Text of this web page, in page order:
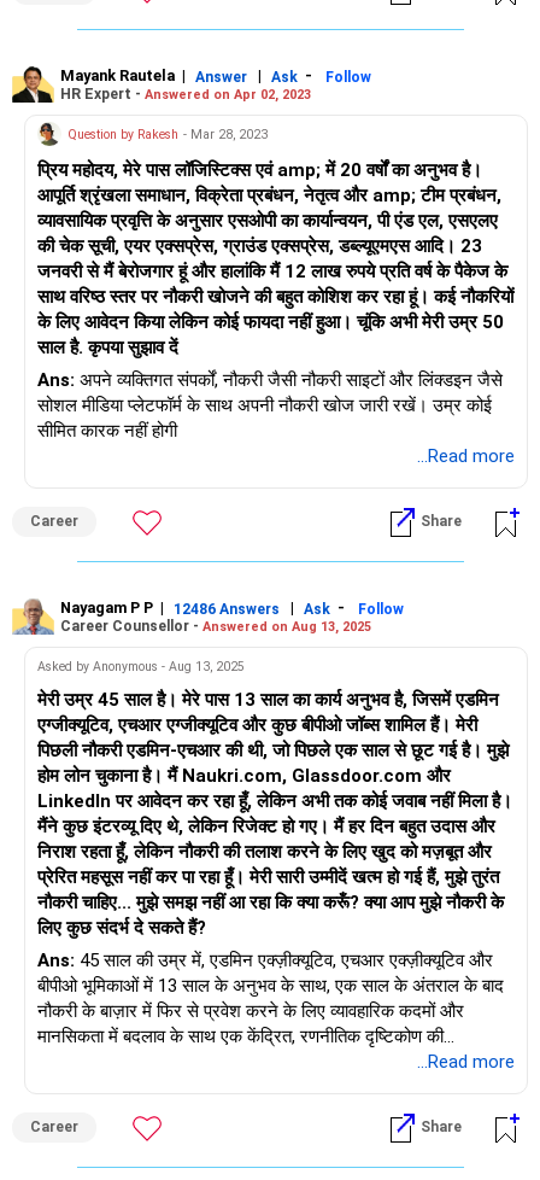
Mayank Rautela | Answer | Ask -
Follow
HR Expert - Answered on Apr 02, 2023
Question by Rakesh - Mar 28, 2023
प्रिय महोदय, मेरे पास लॉजिस्टिक्स एवं amp; में 20 वर्षों का अनुभव है।
आपूर्ति श्रृंखला समाधान, विक्रेता प्रबंधन, नेतृत्व और amp; टीम प्रबंधन,
व्यावसायिक प्रवृत्ति के अनुसार एसओपी का कार्यान्वयन, पी एंड एल, एसएलए
की चेक सूची, एयर एक्सप्रेस, ग्राउंड एक्सप्रेस, डब्ल्यूएमएस आदि। 23
जनवरी से मैं बेरोजगार हूं और हालांकि मैं 12 लाख रुपये प्रति वर्ष के पैकेज के
साथ वरिष्ठ स्तर पर नौकरी खोजने की बहुत कोशिश कर रहा हूं। कई नौकरियों
के लिए आवेदन किया लेकिन कोई फायदा नहीं हुआ। चूंकि अभी मेरी उम्र 50
साल है. कृपया सुझाव दें
Ans: अपने व्यक्तिगत संपर्कों, नौकरी जैसी नौकरी साइटों और लिंक्डइन जैसे
सोशल मीडिया प्लेटफॉर्म के साथ अपनी नौकरी खोज जारी रखें। उम्र कोई
सीमित कारक नहीं होगी
...Read more
Career Share
Nayagam P P | 12486 Answers | Ask -
Follow
Career Counsellor - Answered on Aug 13, 2025
Asked by Anonymous - Aug 13, 2025
मेरी उम्र 45 साल है। मेरे पास 13 साल का कार्य अनुभव है, जिसमें एडमिन
एग्जीक्यूटिव, एचआर एग्जीक्यूटिव और कुछ बीपीओ जॉब्स शामिल हैं। मेरी
पिछली नौकरी एडमिन-एचआर की थी, जो पिछले एक साल से छूट गई है। मुझे
होम लोन चुकाना है। मैं Naukri.com, Glassdoor.com और
LinkedIn पर आवेदन कर रहा हूँ, लेकिन अभी तक कोई जवाब नहीं मिला है।
मैंने कुछ इंटरव्यू दिए थे, लेकिन रिजेक्ट हो गए। मैं हर दिन बहुत उदास और
निराश रहता हूँ, लेकिन नौकरी की तलाश करने के लिए खुद को मज़बूत और
प्रेरित महसूस नहीं कर पा रहा हूँ। मेरी सारी उम्मीदें खत्म हो गई हैं, मुझे तुरंत
नौकरी चाहिए... मुझे समझ नहीं आ रहा कि क्या करूँ? क्या आप मुझे नौकरी के
लिए कुछ संदर्भ दे सकते हैं?
Ans: 45 साल की उम्र में, एडमिन एक्ज़ीक्यूटिव, एचआर एक्ज़ीक्यूटिव और
बीपीओ भूमिकाओं में 13 साल के अनुभव के साथ, एक साल के अंतराल के बाद
नौकरी के बाज़ार में फिर से प्रवेश करने के लिए व्यावहारिक कदमों और
मानसिकता में बदलाव के साथ एक केंद्रित, रणनीतिक दृष्टिकोण की
आवश्यकता होती है। अपने अनुभव और कौशल विकास की दिशा में हाल के
अपडेट करने को प्राथमिकता दें, नौकरी के विवरणों के साथ तालमेल बिठाएँ
और आवेदक ट्रैकिंग सिस्टम को नेविगेट करने के लिए प्रासंगिक कीवर्ड का
उपयोग करें। विविध अनुभव के लिए Naukri.com, LinkedIn Jobs,
...Read more
Career Share